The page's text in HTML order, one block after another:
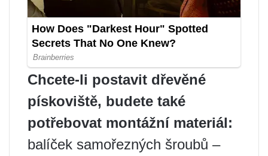
Chcete-li postavit dřevěné
pískoviště, budete také
potřebovat montážní materiál:
balíček samořezných šroubů –